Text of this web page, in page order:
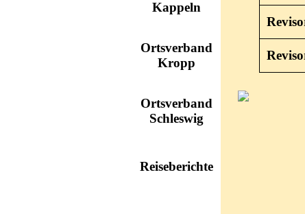
Kappeln
Ortsverband
Kropp
Ortsverband
Schleswig
Reiseberichte